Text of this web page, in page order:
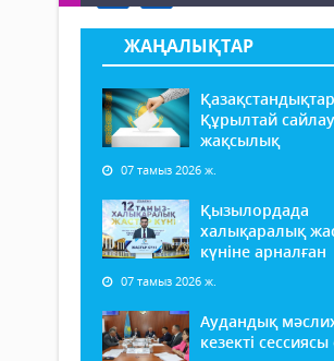
ЖАҢАЛЫҚТАР
Қазақстандықтар
Құрылтай
жақсылық
07 тамыз 2026 ж.
Қызылордада
халықаралық
күніне арналған
07 тамыз 2026 ж.
Аудандық
кезекті сессиясы